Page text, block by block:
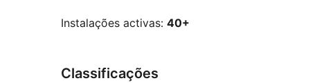
Instalações activas: 40+
Classificações